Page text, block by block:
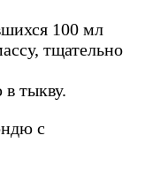
100 мл
тщательно
тыкву.
с